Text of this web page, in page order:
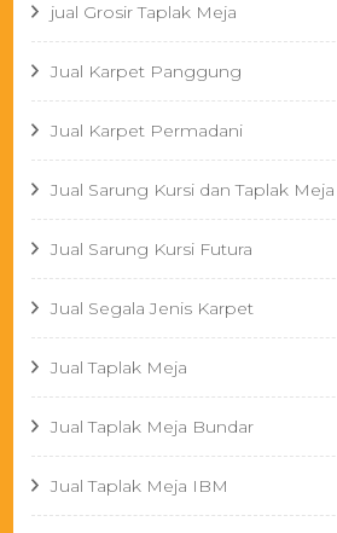
jual Grosir Taplak Meja
Jual Karpet Panggung
Jual Karpet Permadani
Jual Sarung Kursi dan Taplak Meja
Jual Sarung Kursi Futura
Jual Segala Jenis Karpet
Jual Taplak Meja
Jual Taplak Meja Bundar
Jual Taplak Meja IBM